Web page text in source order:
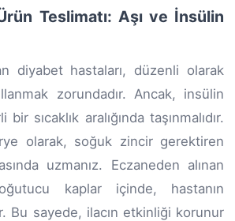
Teslimatı: Aşı ve İnsülin
diyabet hastaları, düzenli olarak
zorundadır. Ancak, insülin
sıcaklık aralığında taşınmalıdır.
olarak, soğuk zincir gerektiren
uzmanız. Eczaneden alınan
kaplar içinde, hastanın
Bu sayede, ilacın etkinliği korunur